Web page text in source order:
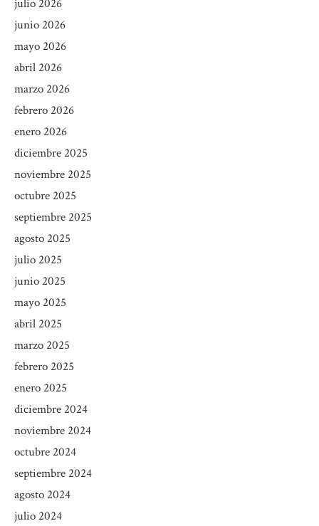
julio 2026
junio 2026
mayo 2026
abril 2026
marzo 2026
febrero 2026
enero 2026
diciembre 2025
noviembre 2025
octubre 2025
septiembre 2025
agosto 2025
julio 2025
junio 2025
mayo 2025
abril 2025
marzo 2025
febrero 2025
enero 2025
diciembre 2024
noviembre 2024
octubre 2024
septiembre 2024
agosto 2024
julio 2024